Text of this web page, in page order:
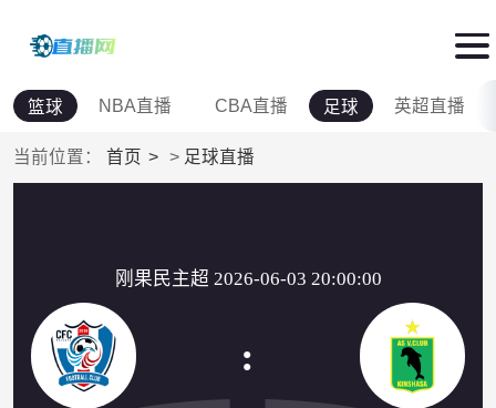
篮球 NBA直播 CBA直播 足球 英超直播
当前位置： 首页 > 足球直播
刚果民主超 2026-06-03 20:00:00
: